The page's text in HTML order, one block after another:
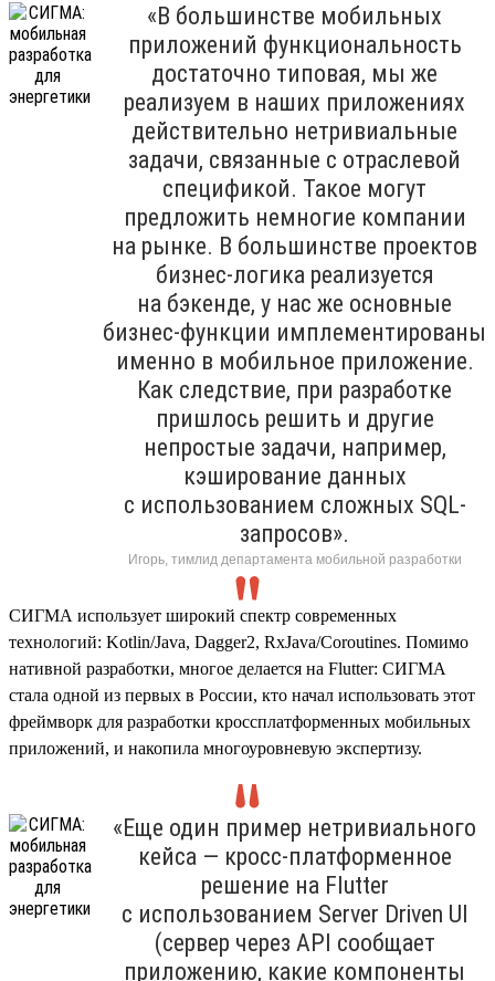
«В большинстве мобильных
приложений функциональность
достаточно типовая, мы же
реализуем в наших приложениях
действительно нетривиальные
задачи, связанные с отраслевой
спецификой. Такое могут
предложить немногие компании
на рынке. В большинстве проектов
бизнес-логика реализуется
на бэкенде, у нас же основные
бизнес-функции имплементированы
именно в мобильное приложение.
Как следствие, при разработке
пришлось решить и другие
непростые задачи, например,
кэширование данных
с использованием сложных SQL-
запросов».
Игорь, тимлид департамента мобильной разработки
СИГМА использует широкий спектр современных
технологий: Kotlin/Java, Dagger2, RxJava/Coroutines. Помимо
нативной разработки, многое делается на Flutter: СИГМА
стала одной из первых в России, кто начал использовать этот
фреймворк для разработки кроссплатформенных мобильных
приложений, и накопила многоуровневую экспертизу.
«Еще один пример нетривиального
кейса — кросс-платформенное
решение на Flutter
с использованием Server Driven UI
(сервер через API сообщает
приложению, какие компоненты